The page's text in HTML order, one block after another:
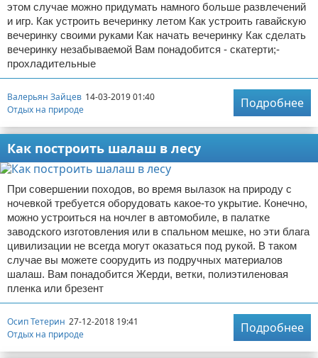
этом случае можно придумать намного больше развлечений
и игр. Как устроить вечеринку летом Как устроить гавайскую
вечеринку своими руками Как начать вечеринку Как сделать
вечеринку незабываемой Вам понадобится - скатерти;-
прохладительные
Валерьян Зайцев 14-03-2019 01:40
Отдых на природе
Подробнее
Как построить шалаш в лесу
При совершении походов, во время вылазок на природу с
ночевкой требуется оборудовать какое-то укрытие. Конечно,
можно устроиться на ночлег в автомобиле, в палатке
заводского изготовления или в спальном мешке, но эти блага
цивилизации не всегда могут оказаться под рукой. В таком
случае вы можете соорудить из подручных материалов
шалаш. Вам понадобится Жерди, ветки, полиэтиленовая
пленка или брезент
Осип Тетерин 27-12-2018 19:41
Отдых на природе
Подробнее